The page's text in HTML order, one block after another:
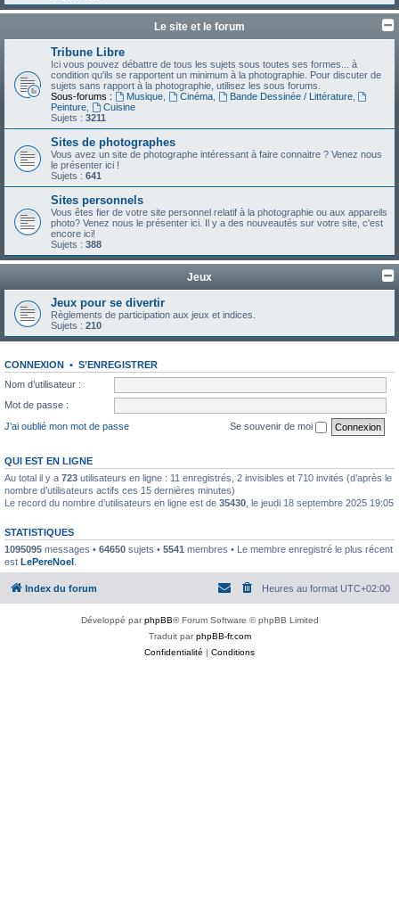
Le site et le forum
Tribune Libre
Ici vous pouvez débattre de tous les sujets sous toutes ses formes... à
condition qu'ils se rapportent un minimum à la photographie. Pour discuter de
sujets sans rapport à la photographie, utilisez les sous forums.
Sous-forums :
Musique, Cinéma, Bande Dessinée / Littérature,
Peinture
Cuisine
Sujets : 3211
Sites de photographes
Vous avez un site de photographe intéressant à faire connaitre ? Venez nous
le présenter ici !
Sujets : 641
Sites personnels
Vous êtes fier de votre site personnel relatif à la photographie ou aux appareils
photo? Venez nous le présenter ici. Il y a des nouveautés sur votre site, c'est
encore ici!
Sujets : 388
Jeux
Jeux pour se divertir
Règlements de participation aux jeux et indices.
Sujets : 210
CONNEXION • S’ENREGISTRER
Nom d’utilisateur :
Mot de passe :
J’ai oublié mon mot de passe
Se souvenir de moi
QUI EST EN LIGNE
Au total il y a 723 utilisateurs en ligne : 11 enregistrés, 2 invisibles et 710 invités (d’après le
nombre d’utilisateurs actifs ces 15 dernières minutes)
Le record du nombre d’utilisateurs en ligne est de 35430 , le jeudi 18 septembre 2025 19:05
STATISTIQUES
1095095 messages • 64650 sujets • 5541 membres • Le membre enregistré le plus récent
est LePereNoel
Index du forum Heures au format UTC+02:00
Développé parphpBB® Forum Software © phpBB Limited
Traduit parphpBB-fr.com
Confidentialité | Conditions